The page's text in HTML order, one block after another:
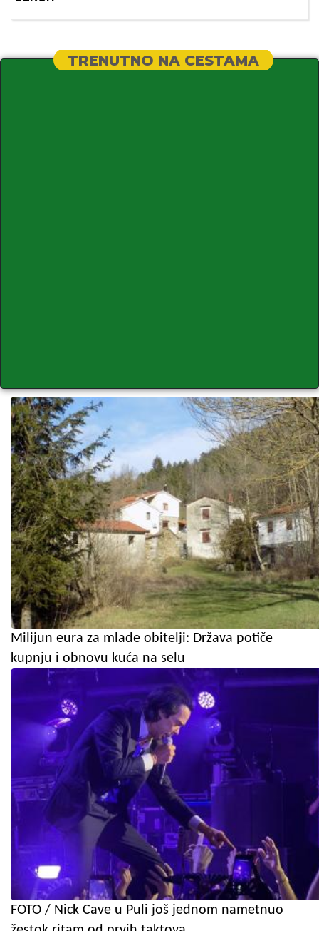
TRENUTNO NA CESTAMA
Milijun eura za mlade obitelji: Država potiče
kupnju i obnovu kuća na selu
FOTO / Nick Cave u Puli još jednom nametnuo